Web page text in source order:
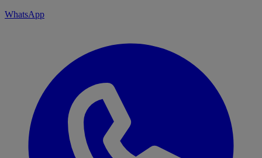
WhatsApp